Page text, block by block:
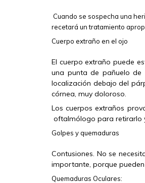
Cuando se sospecha una
recetará un tratamiento
Cuerpo extraño en el ojo
El cuerpo extraño puede
una punta de pañuelo de
localización debajo del
córnea, muy doloroso.
Los cuerpos extraños
oftalmólogo para retirarlo
Golpes y quemaduras
Contusiones. No se
importante, porque
Quemaduras Oculares: